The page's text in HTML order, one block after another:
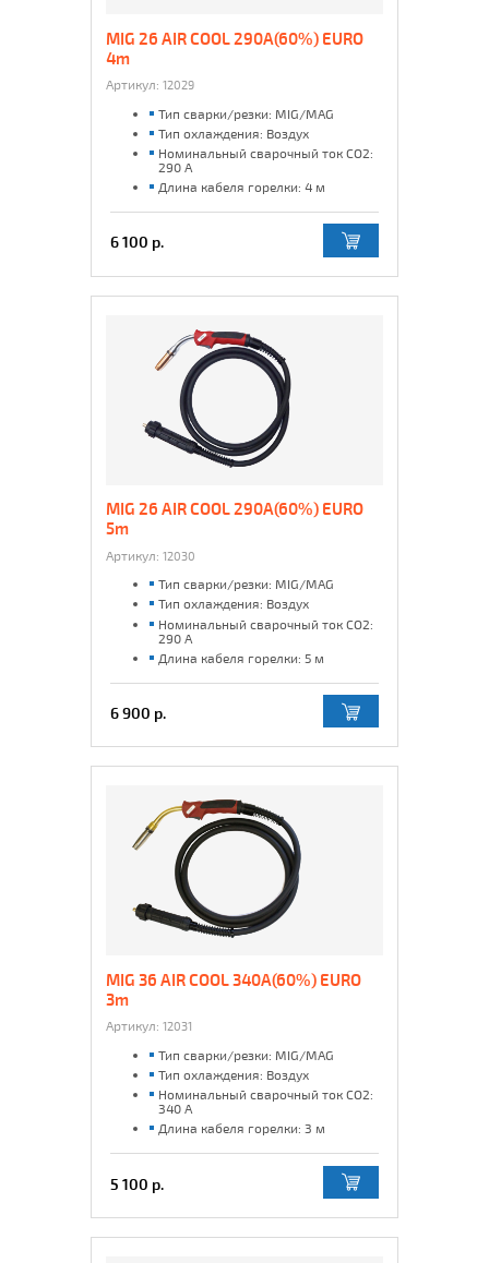
MIG 26 AIR COOL 290A(60%) EURO
4m
Артикул: 12029
Тип сварки/резки: MIG/MAG
Тип охлаждения: Воздух
Номинальный сварочный ток CO2:
290 А
Длина кабеля горелки: 4 м
6 100 р.
MIG 26 AIR COOL 290A(60%) EURO
5m
Артикул: 12030
Тип сварки/резки: MIG/MAG
Тип охлаждения: Воздух
Номинальный сварочный ток CO2:
290 А
Длина кабеля горелки: 5 м
6 900 р.
MIG 36 AIR COOL 340A(60%) EURO
3m
Артикул: 12031
Тип сварки/резки: MIG/MAG
Тип охлаждения: Воздух
Номинальный сварочный ток CO2:
340 А
Длина кабеля горелки: 3 м
5 100 р.